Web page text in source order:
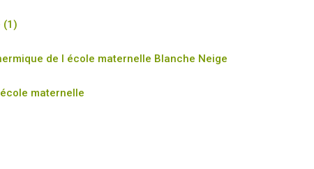
(1)
de l école maternelle Blanche Neige
maternelle